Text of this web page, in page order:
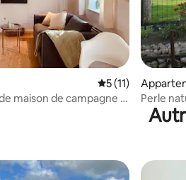
Évaluation
5 (11)
maison de campagne 2
Perle